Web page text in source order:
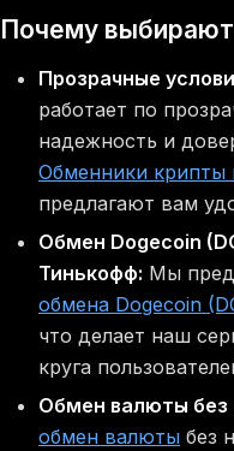
Почему выбирают
Прозрачные
работает по
надежность и
Обменники
предлагают вам
Обмен Dogecoin
Тинькофф: Мы
обмена Dogecoin
что делает наш
круга
Обмен валюты без
обмен валюты без